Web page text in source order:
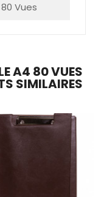
80 Vues
A4 80 VUES
SIMILAIRES